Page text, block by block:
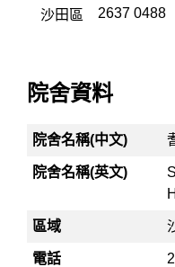
沙田區 2637 0488
院舍資料
院舍名稱(中文)
院舍名稱(英文)
區域
電話